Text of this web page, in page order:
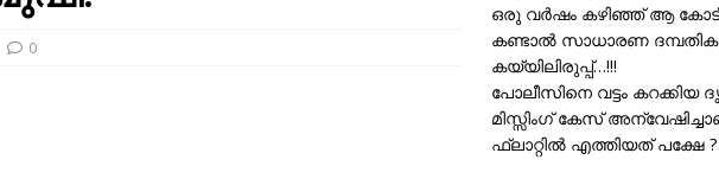
0
ഒരു വർഷം കഴിഞ്ഞ് ആ
കണ്ടാൽ സാധാരണ
കയ്യിലിരുപ്പ്…!!!
പോലീസിനെ വട്ടം
മിസ്സിംഗ് കേസ്
ഫ്ലാറ്റിൽ എത്തിയത് പക്ഷേ ?